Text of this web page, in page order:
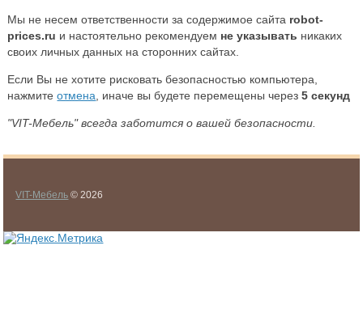
Мы не несем ответственности за содержимое сайта robot-
prices.ru и настоятельно рекомендуем не указывать никаких
своих личных данных на сторонних сайтах.
Если Вы не хотите рисковать безопасностью компьютера,
нажмитеотмена , иначе вы будете перемещены через5 секунд
"VIT-Мебель" всегда заботится о вашей безопасности.
VIT-Мебель © 2026